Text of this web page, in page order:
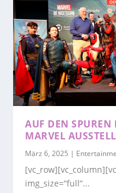
AUF DEN SPUREN
MARVEL
März 6, 2025 |
img_size=“full“...